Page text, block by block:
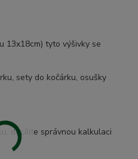
13x18cm) tyto výšivky se
sety do kočárku, osušky
docílíte správnou kalkulaci